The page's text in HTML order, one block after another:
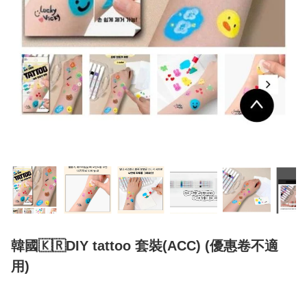
韓國🇰🇷DIY tattoo 套裝(ACC) (優惠卷不適
用)